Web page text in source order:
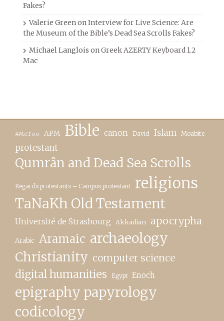
Fakes?
Valerie GreenonInterview for Live Science: Are
the Museum of the Bible’s Dead Sea Scrolls Fakes?
Michael Langlois onGreek AZERTY Keyboard 1.2
Mac
#MeToo APM Bible canon David Islam Moabite
protestant
Qumrân and Dead Sea Scrolls
Regards protestants – Campus protestant religions
TaNaKh Old Testament
Université de Strasbourg Akkadian apocrypha
Arabic Aramaic archaeology
Christianity computer science
digital humanities Egypt Enoch
epigraphy papyrology
codicology